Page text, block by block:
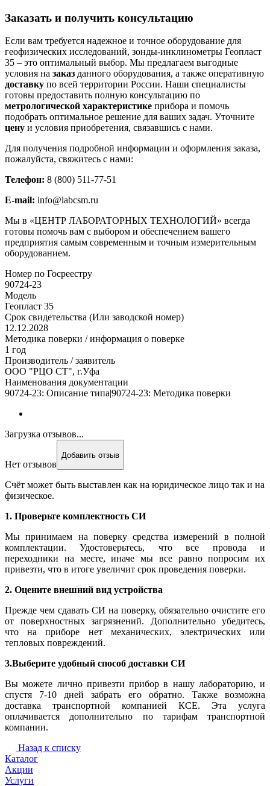
Заказать и получить консультацию
Если вам требуется надежное и точное оборудование для
геофизических исследований, зонды-инклинометры Геопласт
35 – это оптимальный выбор. Мы предлагаем выгодные
условия на заказ данного оборудования, а также оперативную
доставку по всей территории России. Наши специалисты
готовы предоставить полную консультацию по
метрологической характеристике прибора и помочь
подобрать оптимальное решение для ваших задач. Уточните
цену и условия приобретения, связавшись с нами.
Для получения подробной информации и оформления заказа,
пожалуйста, свяжитесь с нами:
Телефон: 8 (800) 511-77-51
E-mail: info@labcsm.ru
Мы в «ЦЕНТР ЛАБОРАТОРНЫХ ТЕХНОЛОГИЙ» всегда
готовы помочь вам с выбором и обеспечением вашего
предприятия самым современным и точным измерительным
оборудованием.
Номер по Госреестру
90724-23
Модель
Геопласт 35
Срок свидетельства (Или заводской номер)
12.12.2028
Методика поверки / информация о поверке
1 год
Производитель / заявитель
ООО "РЦО СТ", г.Уфа
Наименования документации
90724-23: Описание типа|90724-23: Методика поверки
Загрузка отзывов...
Нет отзывов
Добавить отзыв
Счёт может быть выставлен как на юридическое лицо так и на
физическое.
1. Проверьте комплектность СИ
Мы принимаем на поверку средства измерений в полной
комплектации. Удостоверьтесь, что все провода и
переходники на месте, иначе мы все равно попросим их
привезти, что в итоге увеличит срок проведения поверки.
2. Оцените внешний вид устройства
Прежде чем сдавать СИ на поверку, обязательно очистите его
от поверхностных загрязнений. Дополнительно убедитесь,
что на приборе нет механических, электрических или
тепловых повреждений.
3.Выберите удобный способ доставки СИ
Вы можете лично привезти прибор в нашу лабораторию, и
спустя 7-10 дней забрать его обратно. Также возможна
доставка транспортной компанией КСЕ. Эта услуга
оплачивается дополнительно по тарифам транспортной
компании.
Назад к списку
Каталог
Акции
Услуги